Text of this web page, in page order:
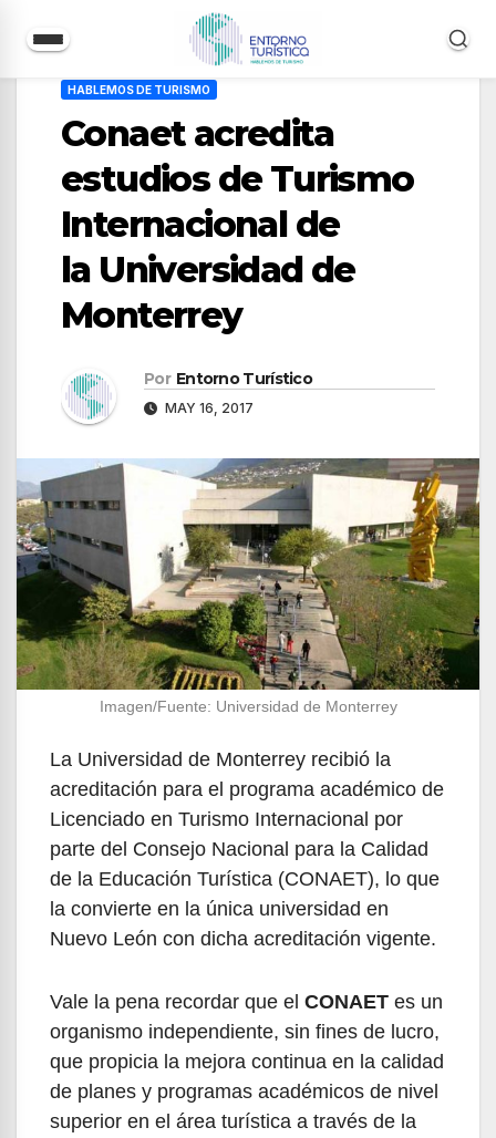
contenido
HABLEMOS DE TURISMO
Conaet acredita
estudios de Turismo
Internacional de
la Universidad de
Monterrey
Por Entorno Turístico
MAY 16, 2017
Imagen/Fuente: Universidad de Monterrey
La Universidad de Monterrey recibió la
acreditación para el programa académico de
Licenciado en Turismo Internacional por
parte del Consejo Nacional para la Calidad
de la Educación Turística (CONAET), lo que
la convierte en la única universidad en
Nuevo León con dicha acreditación vigente.
Vale la pena recordar que el CONAET es un
organismo independiente, sin fines de lucro,
que propicia la mejora continua en la calidad
de planes y programas académicos de nivel
superior en el área turística a través de la